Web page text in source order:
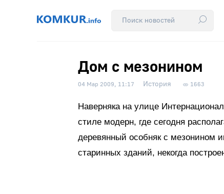
Дом с мезонином
04 Мар 2009, 11:17 История 1663
Наверняка на улице
стиле модерн, где сегодня
деревянный особняк с мезонином
старинных зданий, некогда